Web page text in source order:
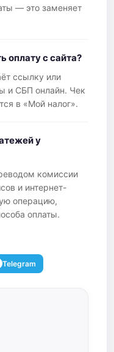
— это заменяет
оплату с сайта?
ссылку или
и СБП онлайн. Чек
в «Мой налог».
у
комиссии
и интернет-
операцию,
оплаты.
Telegram